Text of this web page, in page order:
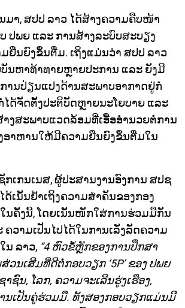
ມາ, ສປປ ລາວ ໄດ້ສ້າງຄວາມຄືບໜ້າ
ປພຍ ແລະ ການສ້າງລະບົບສະບຽງ
ຍືນຍົງຂຶ້ນຕື່ມ. ເຖິງແມ່ນວ່າ ສປປ ລາວ
ບັນຫາທ້າທາຍຫຼາຍປະການ ແລະ ຍັງມີ
ານປ່ຽນແປງດ້ານສະພາບອາກາດຢູ່ກໍ່
ໄດ້ຈັດຕັ້ງປະຕິບັດຫຼາຍນະໂຍບາຍ ແລະ
ງສະພາບແວດລ້ອມທີ່ເອື້ອອຳນວຍຕໍ່ການ
ອາຫານໃຫ້ມີຄວາມຍືນຍົງຂຶ້ນຕື່ມໃນ
ກເກນເນສ, ຜູ້ປະສານງານອົງການ ສປຊ
ດ້ເນັ້ນຢ້ຳເຖິງຄວາມສຳຄັນຂອງກອງ
ນຄັ້ງນີ້, ໂດຍເນັ້ນໜັກໃສ່ການຮ່ວມມືກັນ
ວາມເປັນໄປໄດ້ໃນການເລັ່ງລັດຄວາມ
ນ ລາວ, “4 ຫົວຂໍ້ຫຼັກຂອງການປຶກສາ
ນເສີມທີ່ດີຕໍ່ກອບວຽກ ‘5P’ ຂອງ ປພຍ
ຊົນ, ໂລກ, ຄວາມຈະເລີນຮູ່ງເຮືອງ,
ນເປັນຄູ່ຮ່ວມມື. ທັງສອງກອບວຽກແມ່ນມີ